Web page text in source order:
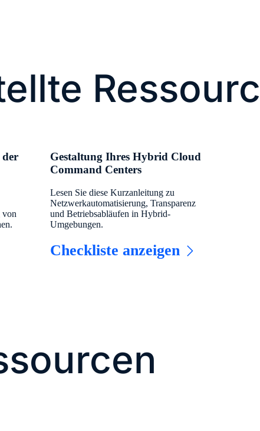
der
von
Gestaltung Ihres Hybrid Cloud
Command Centers
Lesen Sie diese Kurzanleitung zu
Netzwerkautomatisierung, Transparenz
und Betriebsabläufen in Hybrid-
Umgebungen.
Checkliste anzeigen